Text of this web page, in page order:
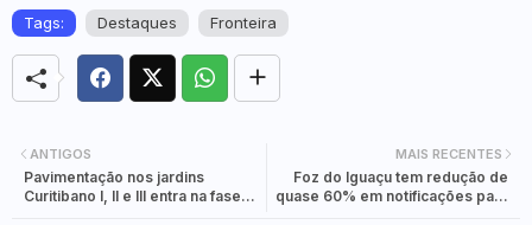
Tags: Destaques Fronteira
MAIS RECENTES
Foz do Iguaçu tem redução de
quase 60% em notificações para
ANTIGOS
Pavimentação nos jardins
Curitibano I, II e III entra na fase